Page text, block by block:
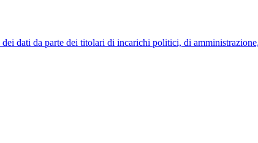
dati da parte dei titolari di incarichi politici, di